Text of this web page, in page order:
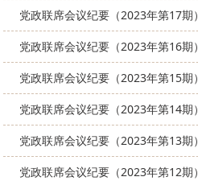
党政联席会议纪要（2023年第17期）
党政联席会议纪要（2023年第16期）
党政联席会议纪要（2023年第15期）
党政联席会议纪要（2023年第14期）
党政联席会议纪要（2023年第13期）
党政联席会议纪要（2023年第12期）